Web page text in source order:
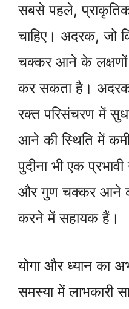
सबसे पहले, प्राकृतिक
चाहिए। अदरक, जो
चक्कर आने के
कर सकता है। अदरक
रक्त परिसंचरण में
आने की स्थिति में
पुदीना भी एक
और गुण चक्कर आने
करने में सहायक हैं।
योगा और ध्यान का
समस्या में लाभकारी